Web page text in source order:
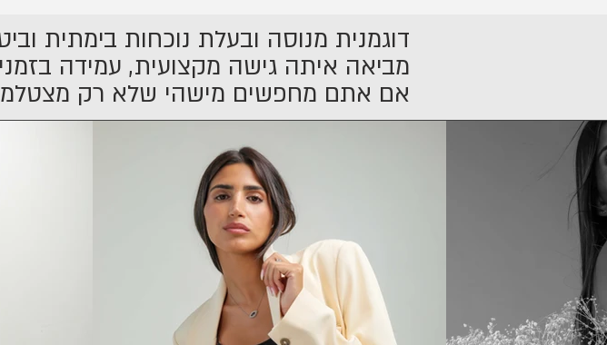
להביא תוצאה אני הבחירה הנכונה.